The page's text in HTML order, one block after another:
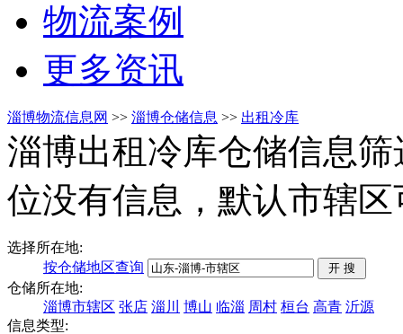
物流案例
更多资讯
淄博物流信息网 >> 淄博仓储信息 >> 出租冷库
淄博出租冷库仓储信息筛
位没有信息，默认市辖
选择所在地:
按仓储地区查询
仓储所在地:
淄博市辖区 张店 淄川 博山 临淄 周村 桓台 高青 沂源
信息类型: